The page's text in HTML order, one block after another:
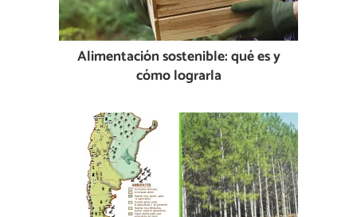
Alimentación sostenible: qué es y
cómo lograrla